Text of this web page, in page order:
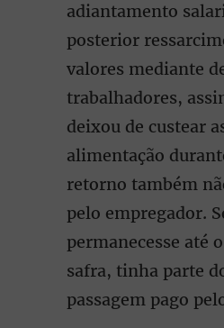
adiantamento
posterior
valores mediante
trabalhadores,
deixou de custear
alimentação
retorno também
pelo empregador.
permanecesse até
safra, tinha parte
passagem pago